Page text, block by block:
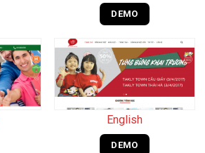
DEMO
English
DEMO